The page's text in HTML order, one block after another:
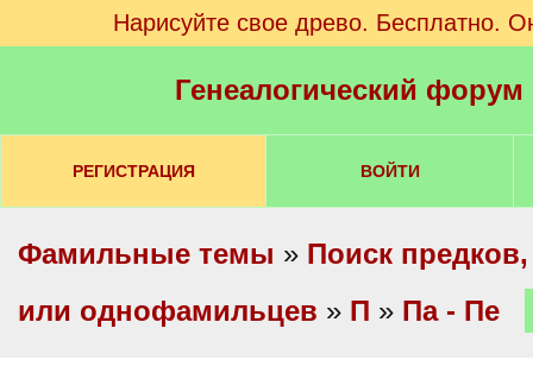
Нарисуйте свое древо. Бесплатно.
Генеалогический
РЕГИСТРАЦИЯ ВОЙТИ
Фамильные темы » Поиск
или однофамильцев » П » Па - Пе